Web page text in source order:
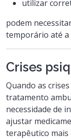
utilizar
podem
temporário até a
Crises
Quando as
tratamento
necessidade de
ajustar
terapêutico mais